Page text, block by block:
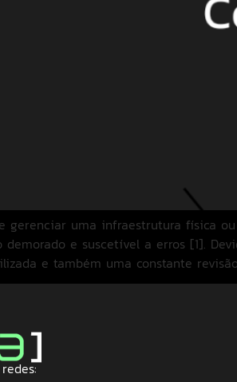
gerenciar uma infraestrutura física
demorado e suscetível a erros [1].
e também uma constante